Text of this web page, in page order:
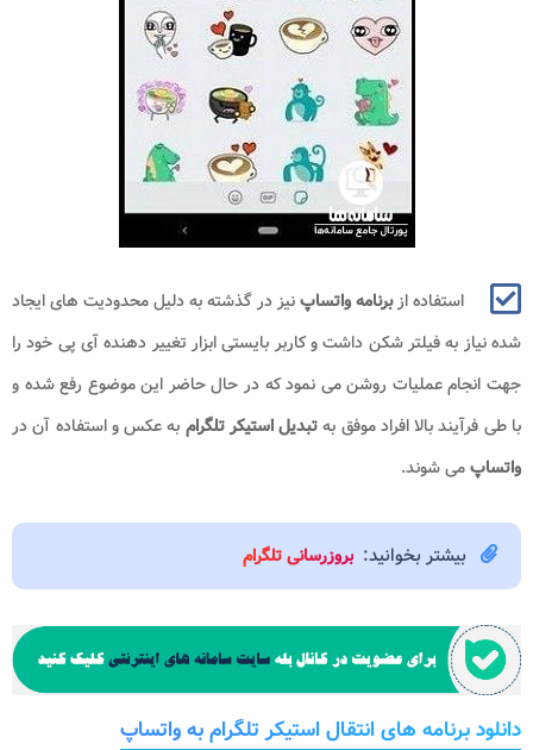
استفاده ازبرنامه واتساپنیز در گذشته به دلیل محدودیت های ایجاد
شده نیاز به فیلتر شکن داشت و کاربر بایستی ابزار تغییر دهنده آی پی خود را
جهت انجام عملیات روشن می نمود که در حال حاضر این موضوع رفع شده و
با طی فرآیند بالا افراد موفق بهتبدیل استیکر تلگرام به عکس و استفاده آن در
واتساپمی شوند.
بیشتر بخوانید: بروزرسانی تلگرام
دانلود برنامه های انتقال استیکر تلگرام به واتساپ